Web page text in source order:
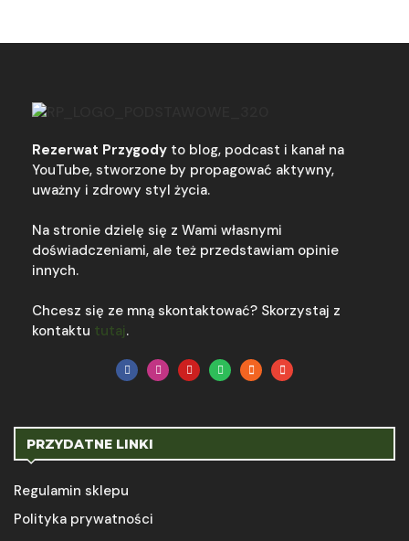
Rezerwat Przygody to blog, podcast i kanał na
YouTube, stworzone by propagować aktywny,
uważny i zdrowy styl życia.
Na stronie dzielę się z Wami własnymi
doświadczeniami, ale też przedstawiam opinie
innych.
Chcesz się ze mną skontaktować? Skorzystaj z
kontaktu tutaj.
PRZYDATNE LINKI
Regulamin sklepu
Polityka prywatności